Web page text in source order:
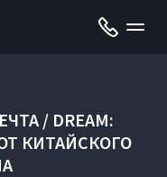
/ DREAM:
КИТАЙСКОГО